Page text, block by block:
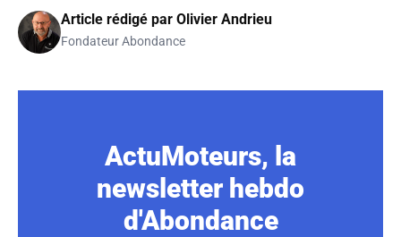
Article rédigé par Olivier Andrieu
Fondateur Abondance
ActuMoteurs, la
newsletter hebdo
d'Abondance